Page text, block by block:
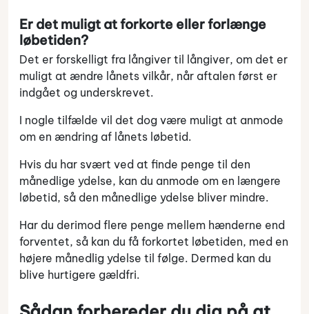
Er det muligt at forkorte eller forlænge
løbetiden?
Det er forskelligt fra långiver til långiver, om det er
muligt at ændre lånets vilkår, når aftalen først er
indgået og underskrevet.
I nogle tilfælde vil det dog være muligt at anmode
om en ændring af lånets løbetid.
Hvis du har svært ved at finde penge til den
månedlige ydelse, kan du anmode om en længere
løbetid, så den månedlige ydelse bliver mindre.
Har du derimod flere penge mellem hænderne end
forventet, så kan du få forkortet løbetiden, med en
højere månedlig ydelse til følge. Dermed kan du
blive hurtigere gældfri.